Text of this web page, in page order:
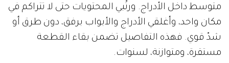
متوسط داخل الأدراج. ورتّبي المحتويات حتى لا تتراكم في
مكان واحد، وأغلقي الأدراج والأبواب برفق، دون طرق أو
شدّ قوي. فهذه التفاصيل تضمن بقاء القطعة
مستقرة، ومتوازنة، لسنوات.